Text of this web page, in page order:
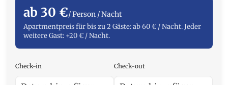
ab 30 €/ Person / Nacht
Apartmentpreis für bis zu 2 Gäste: ab 60 € / Nacht. Jeder
weitere Gast: +20 € / Nacht.
Check-in Check-out